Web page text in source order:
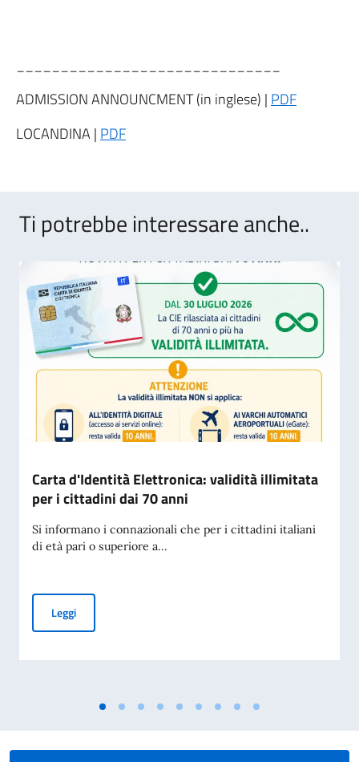
ADMISSION ANNOUNCMENT (in inglese) | PDF
LOCANDINA | PDF
Ti potrebbe interessare anche..
Carta d'Identità Elettronica: validità illimitata
per i cittadini dai 70 anni
Si informano i connazionali che per i cittadini italiani
di età pari o superiore a...
LeggiCarta d'Identità Elettronica: validità illimitata per i cittadini